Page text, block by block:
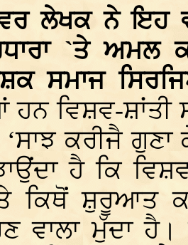
ਲੇਖਕ ਨੇ ਇਹ
`ਤੇ
ਸਮਾਜ
ਹਨ ਵਿਸ਼ਵ-
ਕਰੀਜੈ
ਹੈ ਕਿ
ਕਿਥੋਂ ਸ਼ੁਰੂਆਤ
ਵਾਲਾ ਮੁੱਦਾ